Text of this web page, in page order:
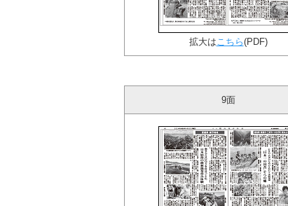
拡大はこちら(PDF)
9面